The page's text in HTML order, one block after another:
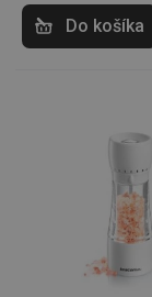
Do košíka